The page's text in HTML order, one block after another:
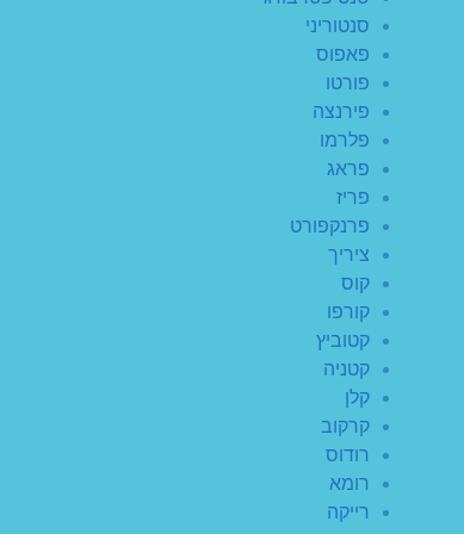
סנטוריני
פאפוס
פורטו
פירנצה
פלרמו
פראג
פריז
פרנקפורט
ציריך
קוס
קורפו
קטוביץ
קטניה
קלן
קרקוב
רודוס
רומא
רייקה